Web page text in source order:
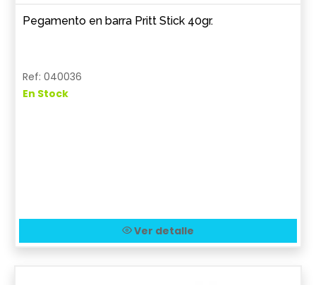
Pegamento en barra Pritt Stick 40gr.
Ref: 040036
En Stock
Ver detalle